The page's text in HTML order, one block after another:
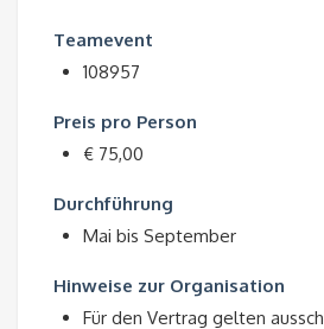
Teamevent
108957
Preis pro Person
€ 75,00
Durchführung
Mai bis September
Hinweise zur Organisation
Für den Vertrag gelten